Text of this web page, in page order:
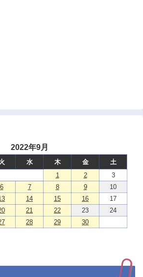
2022年9月
水 木 金
土
1
2
3
6 7 8 9
10
14 15 16
17
21 22 23
24
28 29 30